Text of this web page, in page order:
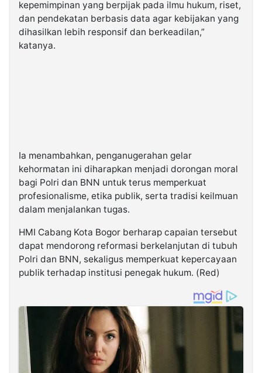
kepemimpinan yang berpijak pada ilmu hukum, riset,
dan pendekatan berbasis data agar kebijakan yang
dihasilkan lebih responsif dan berkeadilan,”
katanya.
Ia menambahkan, penganugerahan gelar
kehormatan ini diharapkan menjadi dorongan moral
bagi Polri dan BNN untuk terus memperkuat
profesionalisme, etika publik, serta tradisi keilmuan
dalam menjalankan tugas.
HMI Cabang Kota Bogor berharap capaian tersebut
dapat mendorong reformasi berkelanjutan di tubuh
Polri dan BNN, sekaligus memperkuat kepercayaan
publik terhadap institusi penegak hukum. (Red)